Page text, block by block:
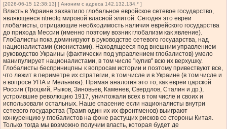
[2026-06-15 12:38:13] [ Аноним с адреса 142.132.134.* ]
Власть в Украине захватило глобальное евройское сетевое государство,
являющееся ntreotq мировой власной элитой. Сегодня это евреи
глобалисты, отрицающие необходимость наличия еврейского государства
до прихода Мессии (именно поэтому возник глобализм как явление).
Глобалисты пока доминируют в руководстве сетевого государства, над
националистами (сионистами). Находящееся под внешним управлением
руководство Украины (фактически под управлением глобалистов) умело
манипулирует националистами, в том числе "купив" всю их верхушку.
Глобалисты бесприницпны к вопросам истории и поэтому привествуют все,
что лежит в периметре их стратегии, в том числе и в Украине (в том числе и
в вопросе УПА и Мельника). Прямая аналогия это то, как евреи царской
России (Троцкий, Рыков, Зиновьев, Каменев, Свердлов, Сталин и др.),
устроившие революцию 1917, уничтожали всех в том числе и своих и
использовали остальных. Наше спасение если националисты внутри
сетевого государства (Трамп один их их фронтменов) выиграют
конкуренцию у глобалистов на фоне растущих рисков со стороны Китая.
Только тогда мы возможно получим власть, которая будет де